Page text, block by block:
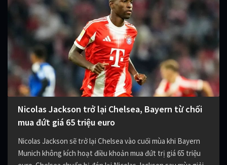
Nicolas Jackson trở lại Chelsea, Bayern từ chối
mua đứt giá 65 triệu euro
Nicolas Jackson sẽ trở lại Chelsea vào cuối mùa khi Bayern
Munich không kích hoạt điều khoản mua đứt trị giá 65 triệu